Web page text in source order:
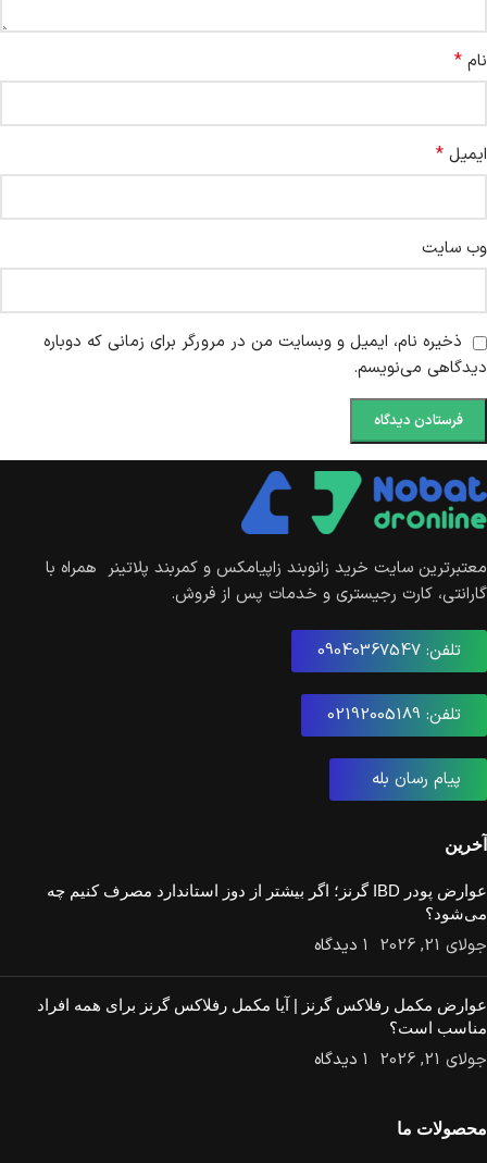
نام *
ایمیل *
وب‌ سایت
ذخیره نام، ایمیل و وبسایت من در مرورگر برای زمانی که دوباره
دیدگاهی می‌نویسم.
معتبرترین سایت خرید زانوبند زاپیامکس و کمربند پلاتینر همراه با
گارانتی، کارت رجیستری و خدمات پس از فروش.
تلفن: 09040367547
تلفن: 02192005189
پیام رسان بله
آخرین
عوارض پودر IBD گرنز؛ اگر بیشتر از دوز استاندارد مصرف کنیم چه
می‌شود؟
جولای 21, 2026 ۱ دیدگاه
عوارض مکمل رفلاکس گرنز | آیا مکمل رفلاکس گرنز برای همه افراد
مناسب است؟
جولای 21, 2026 ۱ دیدگاه
محصولات ما